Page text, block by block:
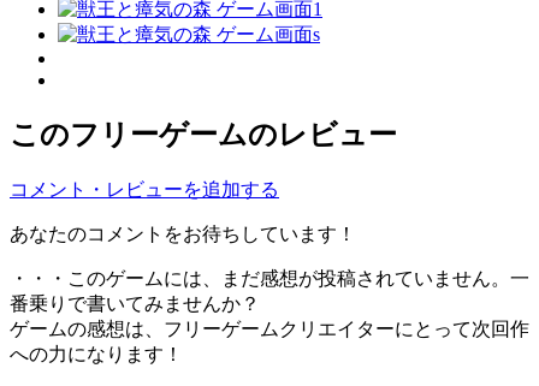
このフリーゲームのレビュー
コメント・レビューを追加する
あなたのコメントをお待ちしています！
・・・このゲームには、まだ感想が投稿されていません。一
番乗りで書いてみませんか？
ゲームの感想は、フリーゲームクリエイターにとって次回作
への力になります！